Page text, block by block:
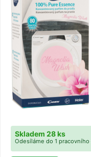
Skladem 28 ks
Odesíláme do 1 pracovního